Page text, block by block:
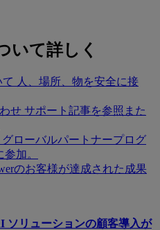
いて詳しく
て 人、場所、物を安全に接
せ サポート記事を参照また
グローバルパートナープログ
加。
のお客様が達成された成果
ソリューションの顧客導入が